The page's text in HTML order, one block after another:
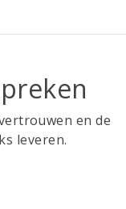
en de
leveren.